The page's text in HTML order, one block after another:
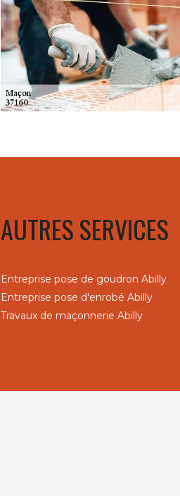
AUTRES SERVICES
Entreprise pose de goudron Abilly
Entreprise pose d'enrobé Abilly
Travaux de maçonnerie Abilly